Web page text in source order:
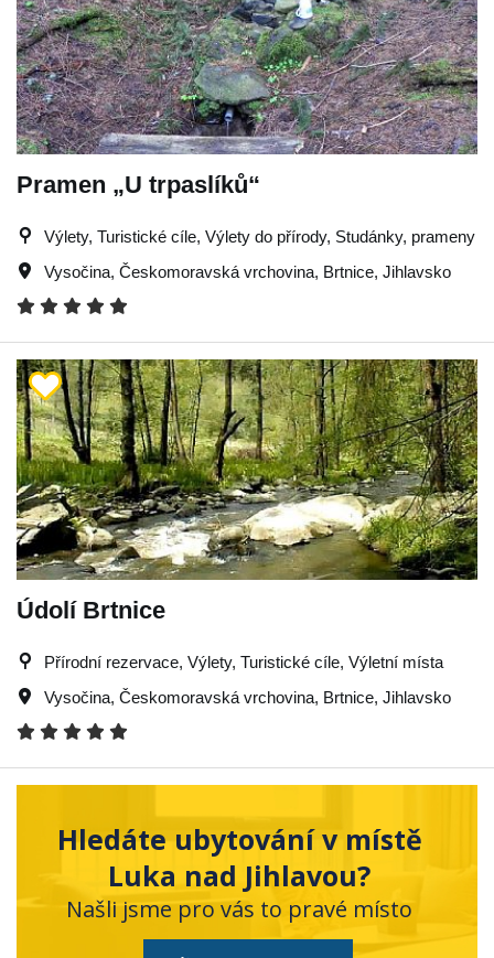
Pramen „U trpaslíků“
Výlety, Turistické cíle, Výlety do přírody, Studánky, prameny
Vysočina, Českomoravská vrchovina, Brtnice, Jihlavsko
Údolí Brtnice
Přírodní rezervace, Výlety, Turistické cíle, Výletní místa
Vysočina, Českomoravská vrchovina, Brtnice, Jihlavsko
Hledáte ubytování v místě
Luka nad Jihlavou?
Našli jsme pro vás to pravé místo